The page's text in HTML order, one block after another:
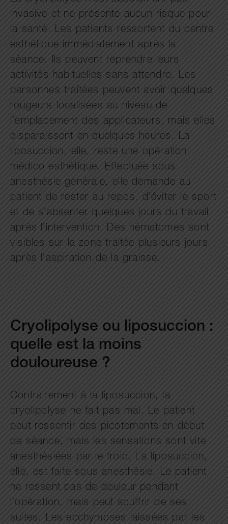
invasive et ne présente aucun risque pour
la santé. Les patients ressortent du centre
esthétique immédiatement après la
séance. Ils peuvent reprendre leurs
activités habituelles sans attendre. Les
personnes traitées peuvent avoir quelques
rougeurs localisées au niveau de
l’emplacement des applicateurs, mais elles
disparaissent en quelques heures. La
liposuccion, elle, reste une opération
médico esthétique. Effectuée sous
anesthésie générale, elle demande au
patient de rester au repos, d’éviter le sport
et de s’absenter quelques jours du travail
après l’intervention. Des hématomes sont
visibles sur la zone traitée plusieurs jours
après l’aspiration de la graisse.
Cryolipolyse ou liposuccion :
quelle est la moins
douloureuse ?
Contrairement à la liposuccion, la
cryolipolyse ne fait pas mal. Le patient
peut ressentir des picotements en début
de séance, mais les sensations sont vite
anesthésiées par le froid. La liposuccion,
elle, est faite sous anesthésie. Le patient
ne ressent pas de douleur pendant
l’opération, mais peut souffrir de ses
suites. Les ecchymoses laissées par les